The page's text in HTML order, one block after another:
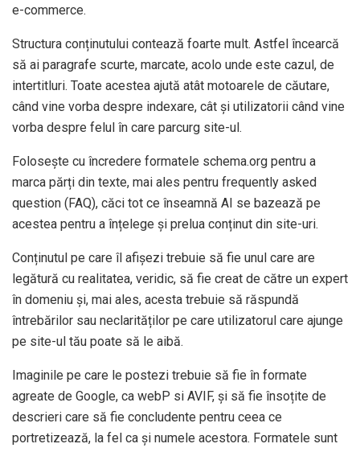
e-commerce.
Structura conținutului contează foarte mult. Astfel încearcă
să ai paragrafe scurte, marcate, acolo unde este cazul, de
intertitluri. Toate acestea ajută atât motoarele de căutare,
când vine vorba despre indexare, cât și utilizatorii când vine
vorba despre felul în care parcurg site-ul.
Folosește cu încredere formatele schema.org pentru a
marca părți din texte, mai ales pentru frequently asked
question (FAQ), căci tot ce înseamnă AI se bazează pe
acestea pentru a înțelege și prelua conținut din site-uri.
Conținutul pe care îl afișezi trebuie să fie unul care are
legătură cu realitatea, veridic, să fie creat de către un expert
în domeniu și, mai ales, acesta trebuie să răspundă
întrebărilor sau neclarităților pe care utilizatorul care ajunge
pe site-ul tău poate să le aibă.
Imaginile pe care le postezi trebuie să fie în formate
agreate de Google, ca webP si AVIF, și să fie însoțite de
descrieri care să fie concludente pentru ceea ce
portretizează, la fel ca și numele acestora. Formatele sunt